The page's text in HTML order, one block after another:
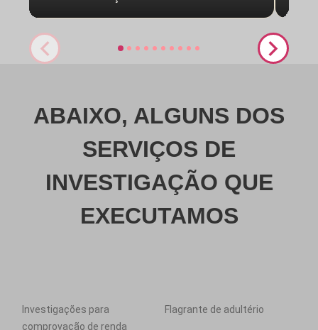
ABAIXO, ALGUNS DOS
SERVIÇOS DE
INVESTIGAÇÃO QUE
EXECUTAMOS
Investigações para
comprovação de renda
Flagrante de adultério